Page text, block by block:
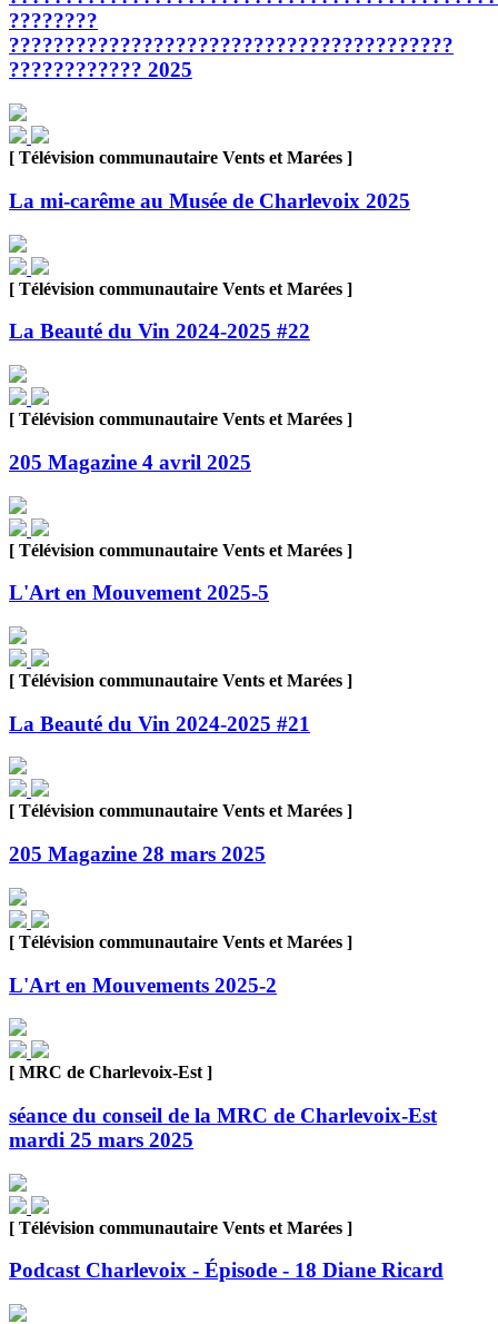
????????
????????????????????????????????????????
???????????? 2025
[ Télévision communautaire Vents et Marées ]
La mi-carême au Musée de Charlevoix 2025
[ Télévision communautaire Vents et Marées ]
La Beauté du Vin 2024-2025 #22
[ Télévision communautaire Vents et Marées ]
205 Magazine 4 avril 2025
[ Télévision communautaire Vents et Marées ]
L'Art en Mouvement 2025-5
[ Télévision communautaire Vents et Marées ]
La Beauté du Vin 2024-2025 #21
[ Télévision communautaire Vents et Marées ]
205 Magazine 28 mars 2025
[ Télévision communautaire Vents et Marées ]
L'Art en Mouvements 2025-2
[ MRC de Charlevoix-Est ]
séance du conseil de la MRC de Charlevoix-Est
mardi 25 mars 2025
[ Télévision communautaire Vents et Marées ]
Podcast Charlevoix - Épisode - 18 Diane Ricard